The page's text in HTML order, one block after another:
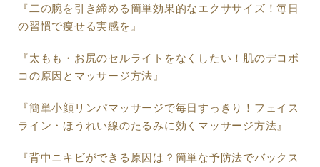
『二の腕を引き締める簡単効果的なエクササイズ！毎日
の習慣で痩せる実感を』
『太もも・お尻のセルライトをなくしたい！肌のデコボ
コの原因とマッサージ方法』
『簡単小顔リンパマッサージで毎日すっきり！フェイス
ライン・ほうれい線のたるみに効くマッサージ方法』
『背中ニキビができる原因は？簡単な予防法でバックス